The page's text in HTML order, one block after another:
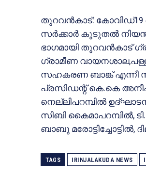
തുറവൻകാട്:
സർക്കാർ കൂടുതൽ
ഭാഗമായി തുറവൻകാട്
ഗ്രാമീണ
സഹകരണ ബാങ്ക് എന്നീ
പ്രസിഡന്റ് കെ.കെ
നെല്ലിപറമ്പിൽ
സിബി കൈമാപറമ്പിൽ,
ബാബു മരോട്ടിച്ചോട്ടിൽ,
TAGS IRINJALAKUDA NEWS